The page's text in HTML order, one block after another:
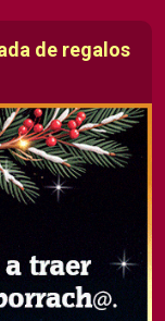
de regalos